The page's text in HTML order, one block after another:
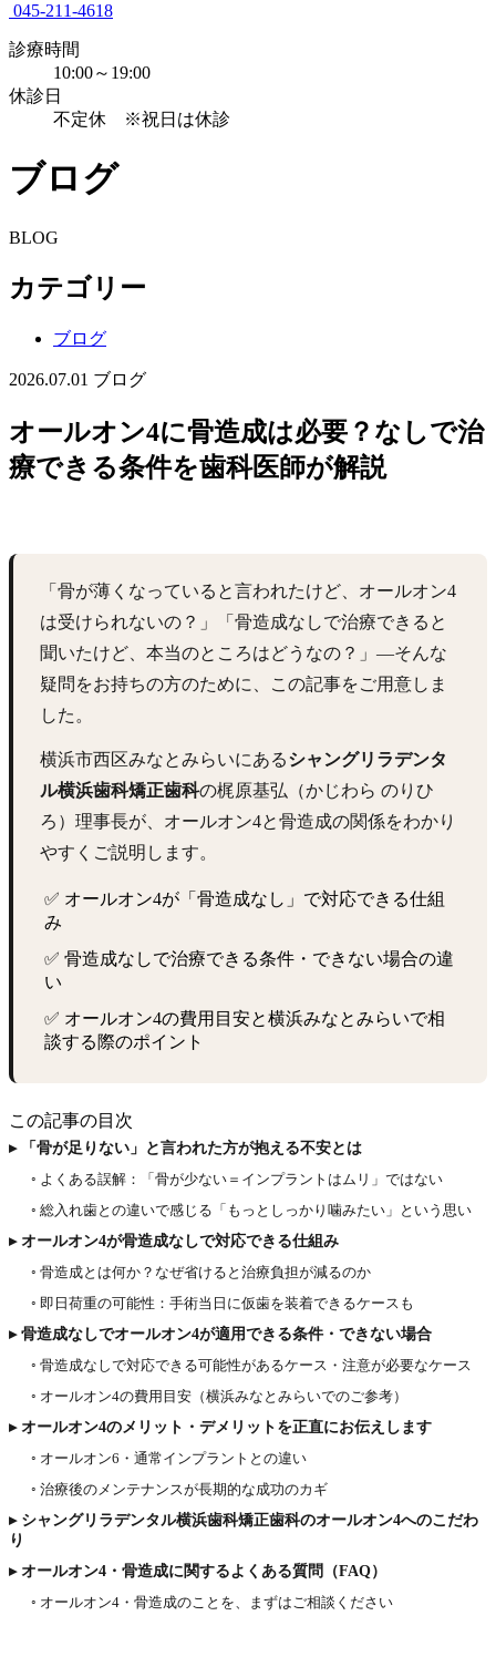
045-211-4618
診療時間
10:00～19:00
休診日
不定休 ※祝日は休診
ブログ
BLOG
カテゴリー
ブログ
2026.07.01 ブログ
オールオン4に骨造成は必要？なしで治
療できる条件を歯科医師が解説
「骨が薄くなっていると言われたけど、オールオン4
は受けられないの？」「骨造成なしで治療できると
聞いたけど、本当のところはどうなの？」—そんな
疑問をお持ちの方のために、この記事をご用意しま
した。
横浜市西区みなとみらいにあるシャングリラデンタ
ル横浜歯科矯正歯科の梶原基弘（かじわら のりひ
ろ）理事長が、オールオン4と骨造成の関係をわかり
やすくご説明します。
✅ オールオン4が「骨造成なし」で対応できる仕組
み
✅ 骨造成なしで治療できる条件・できない場合の違
い
✅ オールオン4の費用目安と横浜みなとみらいで相
談する際のポイント
この記事の目次
▸ 「骨が足りない」と言われた方が抱える不安とは
◦ よくある誤解：「骨が少ない＝インプラントはムリ」ではない
◦ 総入れ歯との違いで感じる「もっとしっかり噛みたい」という思い
▸ オールオン4が骨造成なしで対応できる仕組み
◦ 骨造成とは何か？なぜ省けると治療負担が減るのか
◦ 即日荷重の可能性：手術当日に仮歯を装着できるケースも
▸ 骨造成なしでオールオン4が適用できる条件・できない場合
◦ 骨造成なしで対応できる可能性があるケース・注意が必要なケース
◦ オールオン4の費用目安（横浜みなとみらいでのご参考）
▸ オールオン4のメリット・デメリットを正直にお伝えします
◦ オールオン6・通常インプラントとの違い
◦ 治療後のメンテナンスが長期的な成功のカギ
▸ シャングリラデンタル横浜歯科矯正歯科のオールオン4へのこだわ
り
▸ オールオン4・骨造成に関するよくある質問（FAQ）
◦ オールオン4・骨造成のことを、まずはご相談ください